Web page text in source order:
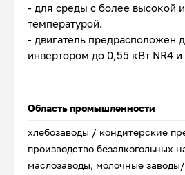
- для среды с более высокой
температурой.
- двигатель предрасположен
инвертором до 0,55 кВт NR4
Область промышленности
хлебозаводы / кондитерские
производство безалкогольных
маслозаводы, молочные